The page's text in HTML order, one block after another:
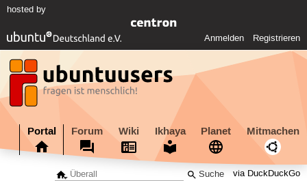
hosted by
Anmelden Registrieren
Portal Forum Wiki Ikhaya Planet Mitmachen
via DuckDuckGo